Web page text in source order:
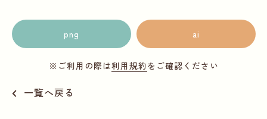
png ai
※ご利用の際は利用規約をご確認ください
一覧へ戻る